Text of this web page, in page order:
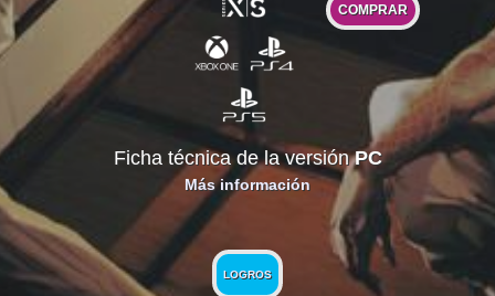
COMPRAR
Ficha técnica de la versiónPC
Más información
LOGROS